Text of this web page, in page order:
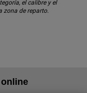
el calibre y el
zona de reparto.